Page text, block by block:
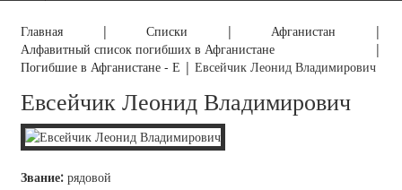
Главная |Списки | Афганистан |
Алфавитный список погибших в Афганистане |
Погибшие в Афганистане - Е |Евсейчик Леонид Владимирович
Евсейчик Леонид Владимирович
Звание: рядовой